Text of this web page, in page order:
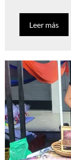
Leer más